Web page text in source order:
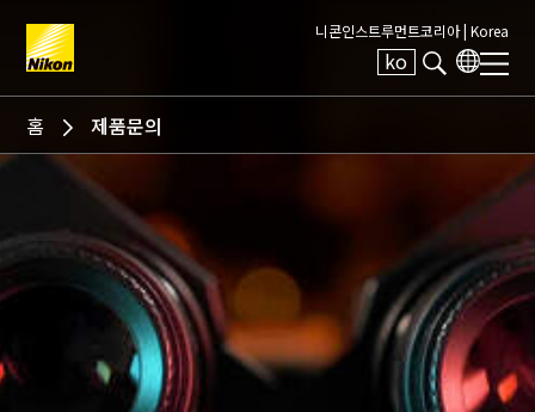
니콘인스트루먼트코리아 | Korea
ko
Search keyword(s)
홈 제품문의